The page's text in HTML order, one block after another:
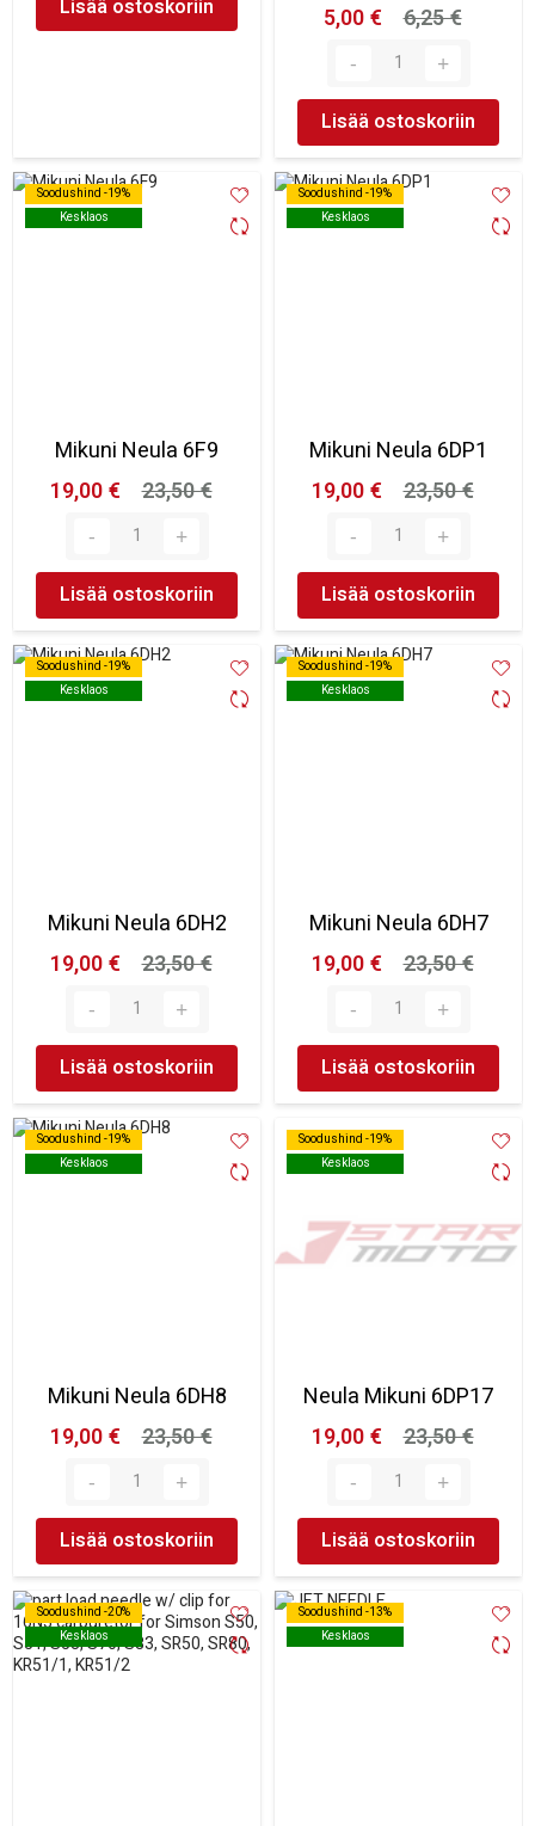
Lisää ostoskoriin 5,00 € 6,25 €
Lisää ostoskoriin
Soodushind -19%
Kesklaos
Soodushind -19%
Kesklaos
Mikuni Neula 6F9
19,00 €
23,50 €
Lisää ostoskoriin
Soodushind -19%
Kesklaos
Soodushind -19%
Kesklaos
Mikuni Neula 6DP1
19,00 €
23,50 €
Lisää ostoskoriin
Soodushind -19%
Kesklaos
Soodushind -19%
Kesklaos
Mikuni Neula 6DH2
19,00 €
23,50 €
Lisää ostoskoriin
Soodushind -19%
Kesklaos
Soodushind -19%
Kesklaos
Mikuni Neula 6DH7
19,00 €
23,50 €
Lisää ostoskoriin
Soodushind -19%
Kesklaos
Soodushind -19%
Kesklaos
Mikuni Neula 6DH8
19,00 €
23,50 €
Lisää ostoskoriin
Soodushind -19%
Kesklaos
Soodushind -19%
Kesklaos
Neula Mikuni 6DP17
19,00 €
23,50 €
Lisää ostoskoriin
Soodushind -20%
Kesklaos
Soodushind -20%
Kesklaos
Soodushind -13%
Kesklaos
Soodushind -13%
Kesklaos